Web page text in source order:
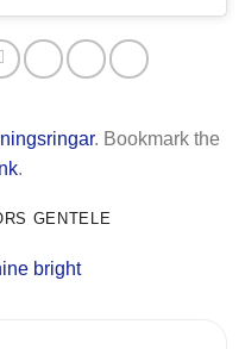
. Bookmark the
.
GENTELE
bright